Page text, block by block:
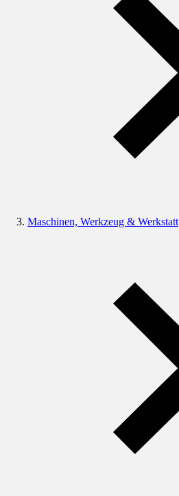
Maschinen, Werkzeug & Werkstatt